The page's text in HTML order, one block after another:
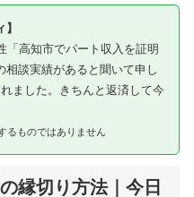
「高知市でパート収入を証明
相談実績があると聞いて申し
ました。きちんと返済して今
るものではありません
縁切り方法｜今日